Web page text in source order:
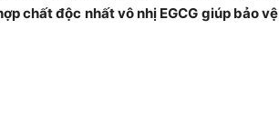
chất độc nhất vô nhị EGCG giúp bảo vệ